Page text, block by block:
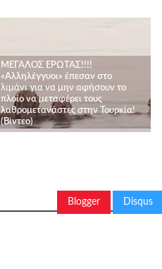
ΜΕΓΑΛΟΣ ΕΡΩΤΑΣ!!!!
«Αλληλέγγυοι» έπεσαν στο
λιμάνι για να μην αφήσουν το
πλοίο να μεταφέρει τους
λαθρομετανάστες στην Τουρκία!
(Βίντεο)
Blogger Disqus